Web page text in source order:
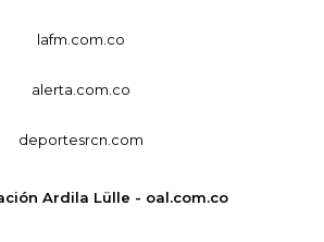
lafm.com.co
alerta.com.co
deportesrcn.com
Ardila Lülle - oal.com.co